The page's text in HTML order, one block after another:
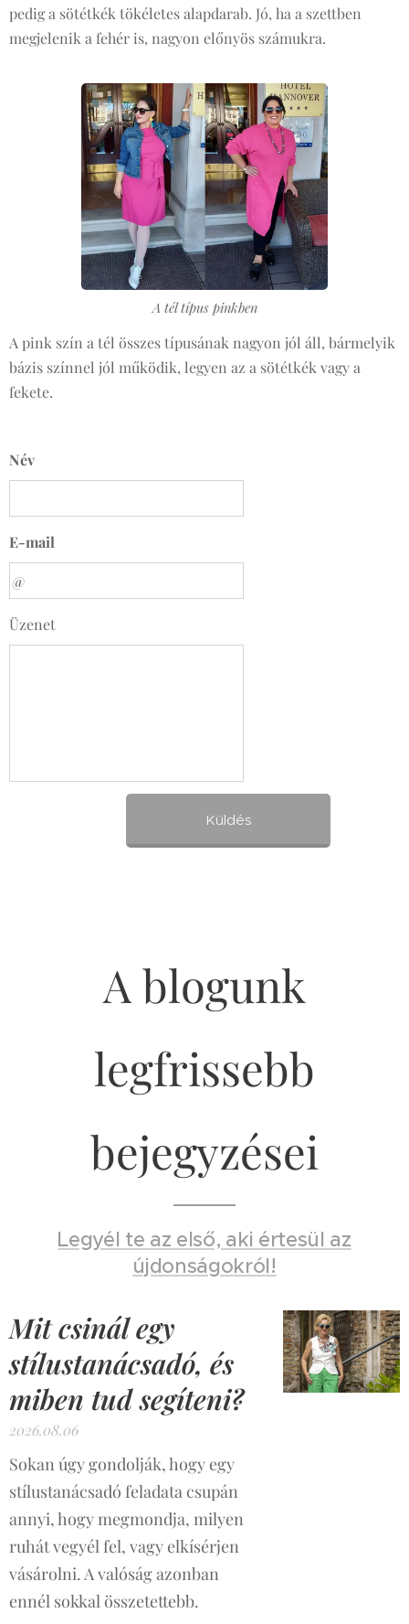
pedig a sötétkék tökéletes alapdarab. Jó, ha a szettben
megjelenik a fehér is, nagyon előnyös számukra.
A tél típus pinkben
A pink szín a tél összes típusának nagyon jól áll, bármelyik
bázis színnel jól működik, legyen az a sötétkék vagy a
fekete.
Név
E-mail
Üzenet
Küldés
A blogunk
legfrissebb
bejegyzései
Legyél te az első, aki értesül az
újdonságokról!
Mit csinál egy
stílustanácsadó, és
miben tud segíteni?
2026.08.06
Sokan úgy gondolják, hogy egy
stílustanácsadó feladata csupán
annyi, hogy megmondja, milyen
ruhát vegyél fel, vagy elkísérjen
vásárolni. A valóság azonban
ennél sokkal összetettebb.